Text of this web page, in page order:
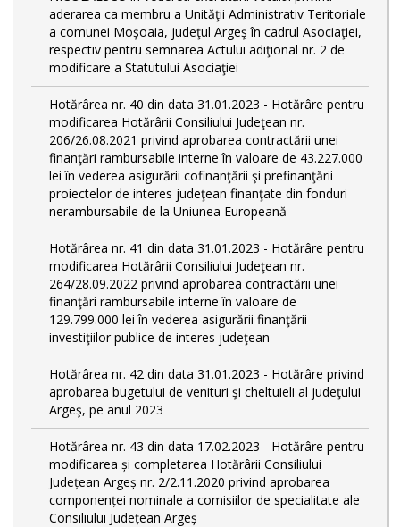
aderarea ca membru a Unităţii Administrativ Teritoriale
a comunei Moşoaia, judeţul Argeş în cadrul Asociaţiei,
respectiv pentru semnarea Actului adiţional nr. 2 de
modificare a Statutului Asociaţiei
Hotărârea nr. 40 din data 31.01.2023 - Hotărâre pentru
modificarea Hotărârii Consiliului Judeţean nr.
206/26.08.2021 privind aprobarea contractării unei
finanţări rambursabile interne în valoare de 43.227.000
lei în vederea asigurării cofinanţării şi prefinanţării
proiectelor de interes judeţean finanţate din fonduri
nerambursabile de la Uniunea Europeană
Hotărârea nr. 41 din data 31.01.2023 - Hotărâre pentru
modificarea Hotărârii Consiliului Judeţean nr.
264/28.09.2022 privind aprobarea contractării unei
finanţări rambursabile interne în valoare de
129.799.000 lei în vederea asigurării finanţării
investiţiilor publice de interes judeţean
Hotărârea nr. 42 din data 31.01.2023 - Hotărâre privind
aprobarea bugetului de venituri şi cheltuieli al judeţului
Argeş, pe anul 2023
Hotărârea nr. 43 din data 17.02.2023 - Hotărâre pentru
modificarea și completarea Hotărârii Consiliului
Județean Argeș nr. 2/2.11.2020 privind aprobarea
componenței nominale a comisiilor de specialitate ale
Consiliului Județean Argeș